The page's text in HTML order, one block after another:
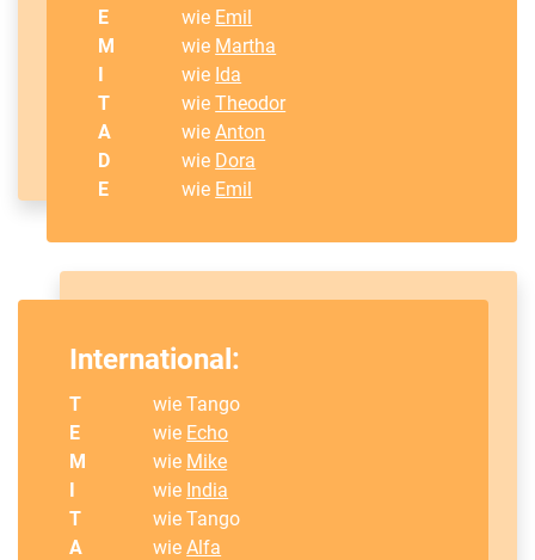
E
wie Emil
M
wie Martha
I
wie Ida
T
wieTheodor
A
wieAnton
D
wie Dora
E
wie Emil
International:
T
wie Tango
E
wie Echo
M
wie Mike
I
wie India
T
wie Tango
A
wieAlfa